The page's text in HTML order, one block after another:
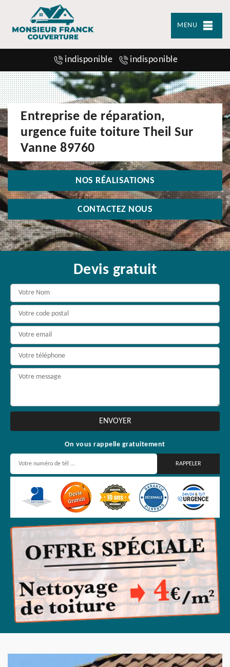
MENU
indisponible indisponible
Entreprise de réparation,
urgence fuite toiture Theil Sur
Vanne 89760
NOS RÉALISATIONS
CONTACTEZ NOUS
Devis gratuit
On vous rappelle gratuitement